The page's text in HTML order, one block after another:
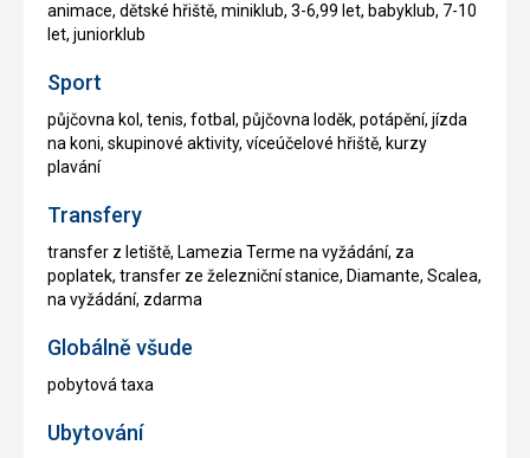
animace, dětské hřiště, miniklub, 3-6,99 let, babyklub, 7-10
let, juniorklub
Sport
půjčovna kol, tenis, fotbal, půjčovna loděk, potápění, jízda
na koni, skupinové aktivity, víceúčelové hřiště, kurzy
plavání
Transfery
transfer z letiště, Lamezia Terme na vyžádání, za
poplatek, transfer ze železniční stanice, Diamante, Scalea,
na vyžádání, zdarma
Globálně všude
pobytová taxa
Ubytování